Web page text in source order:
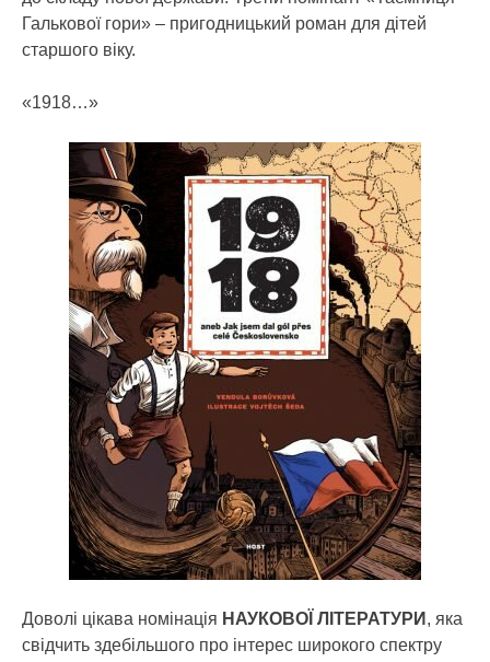
Галькової гори» – пригодницький роман для дітей
старшого віку.
«1918…»
Доволі цікава номінація НАУКОВОЇ ЛІТЕРАТУРИ , яка
свідчить здебільшого про інтерес широкого спектру